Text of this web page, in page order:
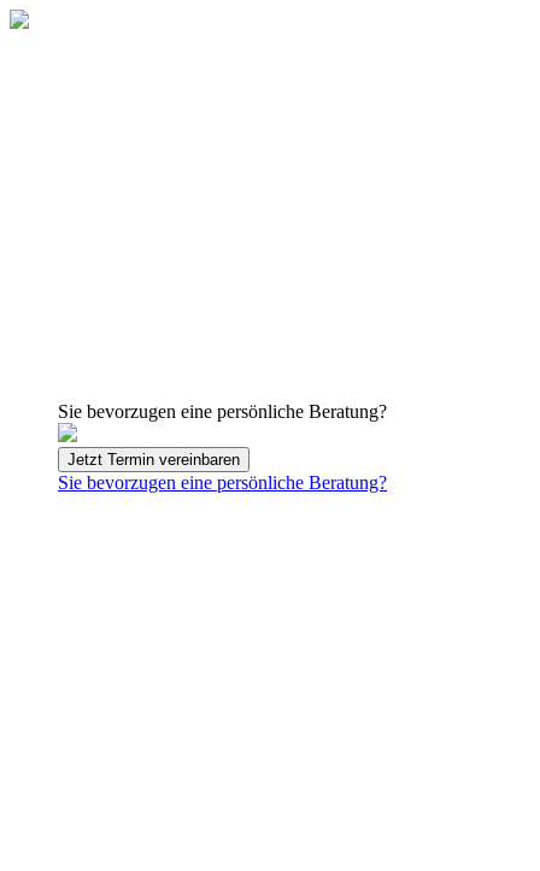
Sie bevorzugen eine persönliche Beratung?
Jetzt Termin vereinbaren
Sie bevorzugen eine persönliche Beratung?